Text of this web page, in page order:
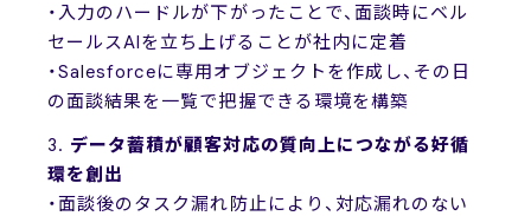
・入力のハードルが下がったことで、面談時にベル
セールスAIを立ち上げることが社内に定着
・Salesforceに専用オブジェクトを作成し、その日
の面談結果を一覧で把握できる環境を構築
3. データ蓄積が顧客対応の質向上につながる好循
環を創出
・面談後のタスク漏れ防止により、対応漏れのない